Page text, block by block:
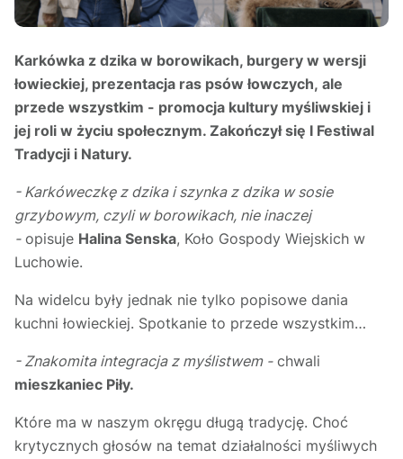
Karkówka z dzika w borowikach, burgery w wersji
łowieckiej, prezentacja ras psów łowczych, ale
przede wszystkim - promocja kultury myśliwskiej i
jej roli w życiu społecznym. Zakończył się I Festiwal
Tradycji i Natury.
- Karkóweczkę z dzika i szynka z dzika w sosie
grzybowym, czyli w borowikach, nie inaczej
-opisuje Halina Senska, Koło Gospody Wiejskich w
Luchowie.
Na widelcu były jednak nie tylko popisowe dania
kuchni łowieckiej. Spotkanie to przede wszystkim…
- Znakomita integracja z myślistwem -chwali
mieszkaniec Piły.
Które ma w naszym okręgu długą tradycję. Choć
krytycznych głosów na temat działalności myśliwych